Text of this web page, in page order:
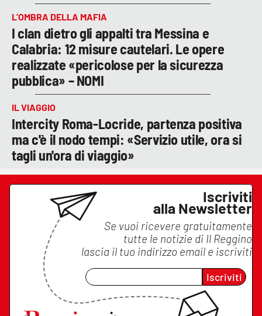
L’OMBRA DELLA MAFIA
I clan dietro gli appalti tra Messina e
Calabria: 12 misure cautelari. Le opere
realizzate «pericolose per la sicurezza
pubblica» – NOMI
IL VIAGGIO
Intercity Roma-Locride, partenza positiva
ma c'è il nodo tempi: «Servizio utile, ora si
tagli un'ora di viaggio»
Iscriviti
alla Newsletter
Se vuoi ricevere gratuitamente
tutte le notizie di Il Reggino
lascia il tuo indirizzo email e iscriviti
Iscriviti